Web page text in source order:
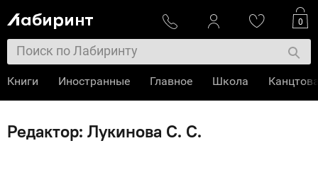
Редактор: Лукинова С. С.
0
Книги Иностранные Главное Школа